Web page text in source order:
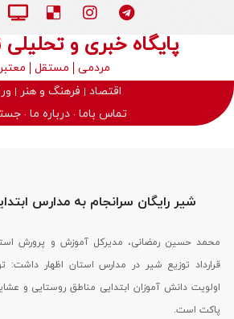
پایگاه خبری و
مردمی مستقل
معتبر
اقتصاد
فرهنگ و هنر
تماس باما درباره ما
شیر رایگان سرانجام به مدارس
محمد حسین رمضانی، مدیرکل آموزش و پرورش
قرارداد توزیع شیر در مدارس استان اظهار داشت:
پاکت است.